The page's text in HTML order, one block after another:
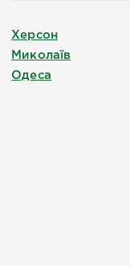
Херсон
Миколаїв
Одеса